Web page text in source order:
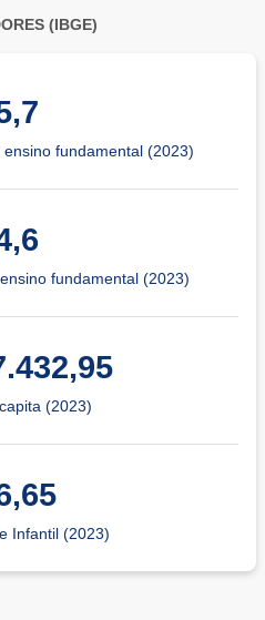
(IBGE)
ensino fundamental (2023)
fundamental (2023)
(2023)
Infantil (2023)